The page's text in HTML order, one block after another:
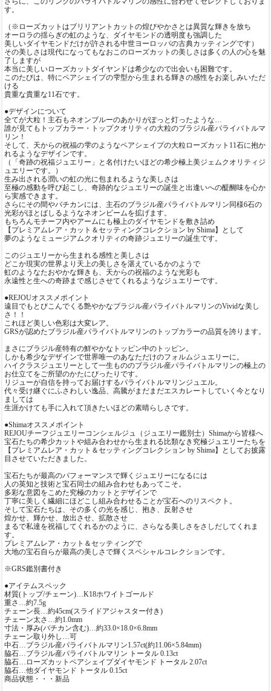
す。
（※ローズカットはブリリアントカットの煌びやかさとは異質な輝きを放ち
オーロラの揺らぎの虹のような、ダイヤモンドの透明度も強調した
美しいダイヤモンドだけが許される中世ヨーロッパの古典カッティングです）
その美しさは現代になってもなおこのローズカットの美しさは多くの人の心を魅
了しますが
本当に美しいローズカットダイヤンドは希少なので出会いも困難です。
このたびは、特にペアシェイプの雫型から生まれる輝きの感性をお楽しみいただ
ける
貴重な貴重な11石です。
●デザインについて
全てが大粒！主石もネオンブルーのあかりがぽっと灯ったような…
誰が見てもトップカラー・トップクオリティの大粒のブラジル産パライバトルマ
リン！
そして、天からの祝福の雫のようなペアシェイプの大粒ローズカット11石に抱か
れるようなデザインです。
（「奇跡の祝福ジュエリー」と名付けたいほどの希少極上美ジェムクオリティジ
ュエリーです。）
生み出される潤いの虹の光に包まれるような美しさは
至極の感動を呼び起こし、奇跡的なジュエリーの誕生と出逢いへの醍醐味を心か
ら実感できます。
さらにその間やバチカンには、主石のブラジル産パライバトルマリン同様6石の
光彩がほとばしるようなネオンビームを拡げます。
もちろんモチーフ内やアームにも極上のダイヤモンドを敷き詰め
【プレミアムレア・カット＆セッティングコレクション by Shima】として
夢のようなミュージアムクオリティの奇跡ジュエリーの誕生です。
このジュエリーから生まれる感性と美しさは
どこか現実の世界より天上の美しさを湛えているかのようで
虹のようなたおやかな輝きも、天からの祝福のような光彩も
永遠性と生への奇跡まで感じさせてくれるようなジュエリーです。
●REJOUオススメポイント
遠目でもとびこんでくる艶やかなブラジル産パライバトルマリンのVividな美し
さ！！
これほど美しい色彩は大変レア。
GRSが認めたブラジル産パライバトルマリンのトップカラーの品質を誇ります。
まさにブラジル産特有の鮮やかなトッピン中のトッピン。
しかも希少なデザインで世界唯一のあなただけのフォルムジュエリーに。
ハイクラスジュエリーとして一生もののブラジル産パライバトルマリンの極上の
お仕立てをご所望のかたにぴったりです。
リジューが自信を持ってお届けするパライバトルマリンジュエル。
代々受け継ぐにふさわしい逸品、高騰がまだまだエスカレートしていく今となり
ましては
生涯かけても手に入れて頂きたいほどの素晴らしさです。
●Shimaオススメポイント
REJOUチーフジュエリーコンシェルジュ（ジュエリー鑑別士）Shimaから皆様へ
宝石たちの希少カットや組み合わせから生まれる比類なき究極ジュエリーたちを
【プレミアムレア・カット＆セッティングコレクション by Shima】としてお披露
目させていただきました。
宝石たちが最高のパフォーマンスで輝くジュエリーになるには
人の英知と技術と宝石同士の組み合わせもあってこそ。
多彩な意図をこめた究極のカットとデザインで
丁寧に美しく繊細にほどこし組み合わせることが宝石へのリスペクト。
そして宝石たちは、その多くの光を感じ、抱き、反射させ
煌かせ、輝かせ、放出させ、拡散させ
まるで私達を祝福してくれるかのように、さらなる美しさをさしだしてくれま
す。
プレミアムレア・カット＆セッティングで
大地の宝石自らが最高の美しさで輝くスペシャルコレクションです。
※GRS鑑別書付き
●アイテムスペック
材質(トップ/チェーン)…K18ホワイトゴールド
重さ…約7.5g
チェーン長…約45cm(スライドアジャスター付き)
チェーン太さ…約1.0mm
寸法・厚み(バチカン含む)…約33.0×18.0×6.8mm
チェーン取り外し…可
中石…ブラジル産パライバトルマリン1.57ct(約11.06×5.84mm)
脇石…ブラジル産パライバトルマリン トータル 0.13ct
脇石…ローズカットペアシェイプダイヤモンド トータル 2.07ct
脇石…他ダイヤモンド トータル 0.15ct
商品状態・・・新品